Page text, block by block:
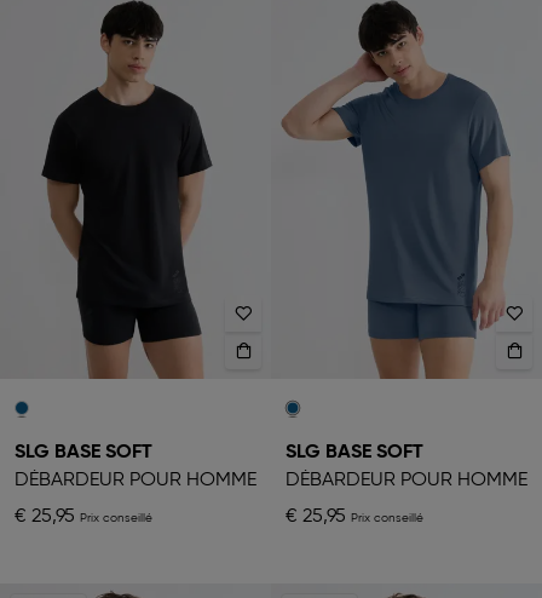
SLG BASE SOFT
DÉBARDEUR POUR HOMME
€ 25,95
SLG BASE SOFT
DÉBARDEUR POUR HOMME
€ 25,95